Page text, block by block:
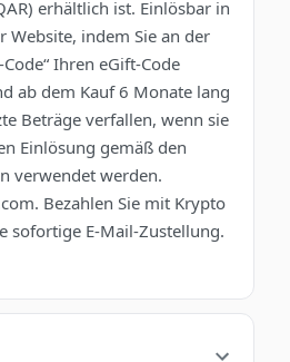
erhältlich ist. Einlösbar in
Website, indem Sie an der
Ihren eGift-Code
ab dem Kauf 6 Monate lang
Beträge verfallen, wenn sie
Einlösung gemäß den
verwendet werden.
Bezahlen Sie mit Krypto
sofortige E-Mail-Zustellung.